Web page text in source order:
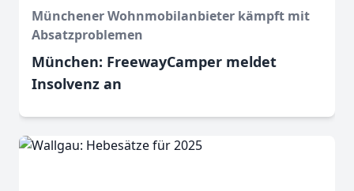
Münchener Wohnmobilanbieter kämpft mit
Absatzproblemen
München: FreewayCamper meldet
Insolvenz an